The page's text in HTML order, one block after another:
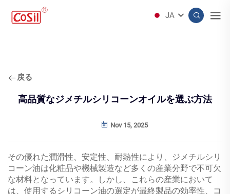
JA
戻る
高品質なジメチルシリコーンオイルを選ぶ方法
Nov 15, 2025
その優れた潤滑性、安定性、耐熱性により、ジメチルシリ
コーン油は化粧品や機械製造など多くの産業分野で不可欠
な材料となっています。しかし、これらの産業において
は、使用するシリコーン油の選定が最終製品の効率性、コ